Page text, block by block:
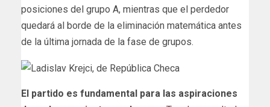
posiciones del grupo A, mientras que el perdedor
quedará al borde de la eliminación matemática antes
de la última jornada de la fase de grupos.
El partido es fundamental para las aspiraciones